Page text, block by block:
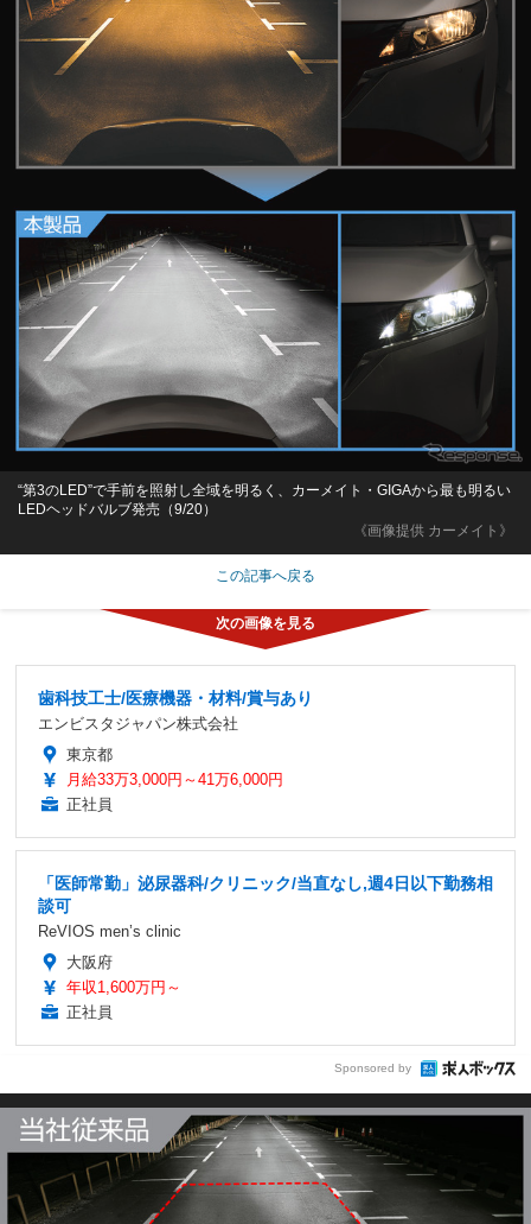
《画像提供 カーメイト》
“第3のLED”で手前を照射し全域を明るく、カーメイト・GIGAから最も明るい
LEDヘッドバルブ発売（9/20）
この記事へ戻る
歯科技工士/医療機器・材料/賞与あり
エンビスタジャパン株式会社
東京都
月給33万3,000円～41万6,000円
正社員
「医師常勤」泌尿器科/クリニック/当直なし,週4日以下勤務相
談可
ReVIOS men’s clinic
大阪府
年収1,600万円～
正社員
Sponsored by